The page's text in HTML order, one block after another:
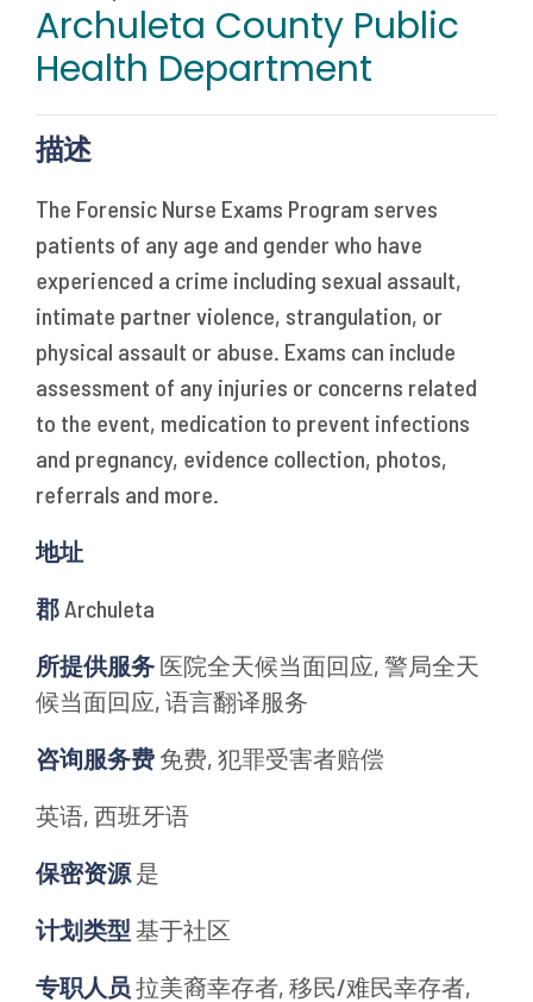
Archuleta County Public
Health Department
描述
The Forensic Nurse Exams Program serves
patients of any age and gender who have
experienced a crime including sexual assault,
intimate partner violence, strangulation, or
physical assault or abuse. Exams can include
assessment of any injuries or concerns related
to the event, medication to prevent infections
and pregnancy, evidence collection, photos,
referrals and more.
地址
郡Archuleta
所提供服务 医院全天候当面回应, 警局全天
候当面回应, 语言翻译服务
咨询服务费 免费, 犯罪受害者赔偿
英语, 西班牙语
保密资源 是
计划类型 基于社区
专职人员 拉美裔幸存者, 移民/难民幸存者,